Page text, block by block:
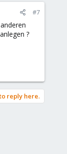
#7
?
reply here.